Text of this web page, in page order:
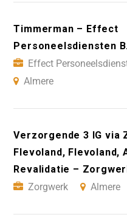
Timmerman – Effect
Personeelsdiensten
Effect
Almere
Verzorgende 3 IG via
Flevoland, Flevoland,
Revalidatie –
Zorgwerk
Almere